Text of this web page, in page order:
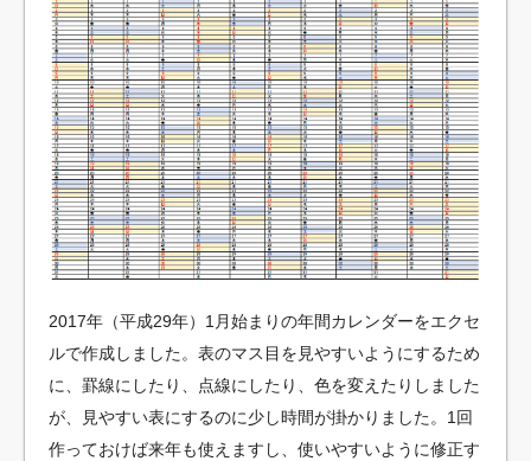
2017年（平成29年）1月始まりの年間カレンダーをエクセ
ルで作成しました。表のマス目を見やすいようにするため
に、罫線にしたり、点線にしたり、色を変えたりしました
が、見やすい表にするのに少し時間が掛かりました。1回
作っておけば来年も使えますし、使いやすいように修正す